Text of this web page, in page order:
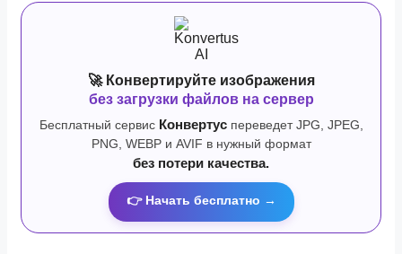
🚀 Конвертируйте изображения
без загрузки файлов на сервер
Бесплатный сервис Конвертуспереведет JPG, JPEG,
PNG, WEBP и AVIF в нужный формат
без потери качества.
👉 Начать бесплатно →